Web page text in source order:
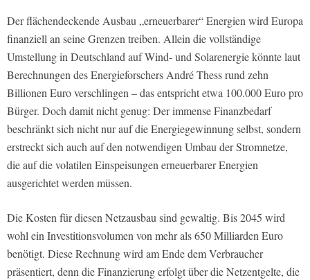
Der flächendeckende Ausbau „erneuerbarer“ Energien wird Europa
finanziell an seine Grenzen treiben. Allein die vollständige
Umstellung in Deutschland auf Wind- und Solarenergie könnte laut
Berechnungen des Energieforschers André Thess rund zehn
Billionen Euro verschlingen – das entspricht etwa 100.000 Euro pro
Bürger. Doch damit nicht genug: Der immense Finanzbedarf
beschränkt sich nicht nur auf die Energiegewinnung selbst, sondern
erstreckt sich auch auf den notwendigen Umbau der Stromnetze,
die auf die volatilen Einspeisungen erneuerbarer Energien
ausgerichtet werden müssen.
Die Kosten für diesen Netzausbau sind gewaltig. Bis 2045 wird
wohl ein Investitionsvolumen von mehr als 650 Milliarden Euro
benötigt. Diese Rechnung wird am Ende dem Verbraucher
präsentiert, denn die Finanzierung erfolgt über die Netzentgelte, die